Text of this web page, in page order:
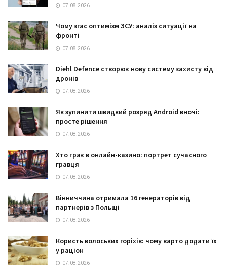
07.08.2026
Чому згас оптимізм ЗСУ: аналіз ситуації на
фронті
07.08.2026
Diehl Defence створює нову систему захисту від
дронів
07.08.2026
Як зупинити швидкий розряд Android вночі:
просте рішення
07.08.2026
Хто грає в онлайн-казино: портрет сучасного
гравця
07.08.2026
Вінниччина отримала 16 генераторів від
партнерів з Польщі
07.08.2026
Користь волоських горіхів: чому варто додати їх
у раціон
07.08.2026